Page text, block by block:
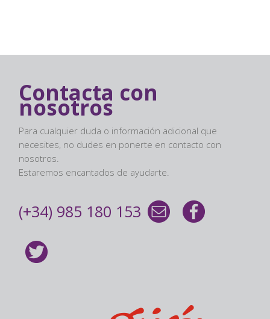
Contacta con
nosotros
Para cualquier duda o información adicional que
necesites, no dudes en ponerte en contacto con
nosotros.
Estaremos encantados de ayudarte.
(+34) 985 180 153